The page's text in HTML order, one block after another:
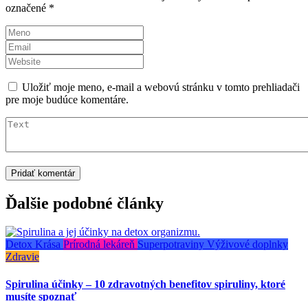
označené *
Uložiť moje meno, e-mail a webovú stránku v tomto prehliadači
pre moje budúce komentáre.
Ďalšie podobné články
Detox Krása Prírodná lekáreň Superpotraviny Výživové doplnky
Zdravie
Spirulina účinky – 10 zdravotných benefitov spiruliny, ktoré
musíte spoznať